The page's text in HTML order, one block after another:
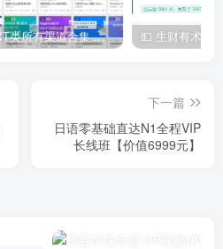
IT类所有渠道合集 持续日更，目前近四千多条资源 年费用户微信私信获取权限
下一篇
日语零基础直达N1全程VIP
长线班【价值6999元】